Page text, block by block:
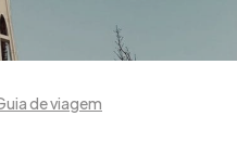
de viagem